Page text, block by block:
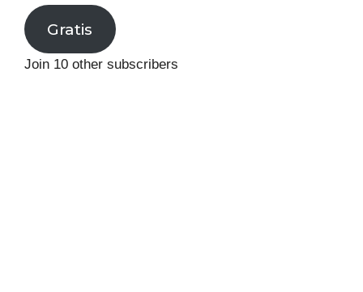
Gratis
Join 10 other subscribers